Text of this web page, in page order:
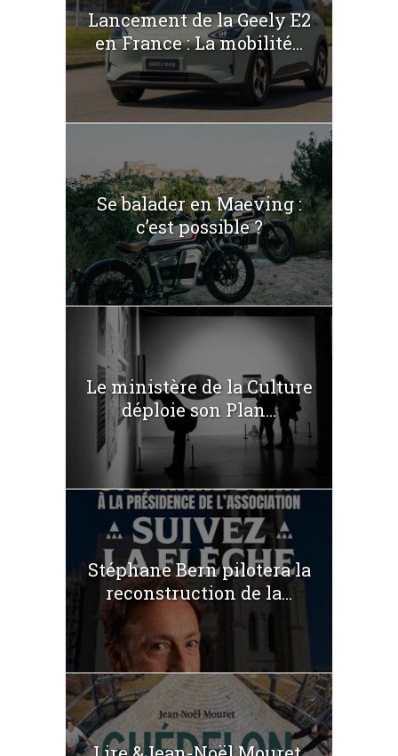
Lancement de la Geely E2
en France : La mobilité...
Se balader en Maeving :
c’est possible ?
Le ministère de la Culture
déploie son Plan...
Stéphane Bern pilotera la
reconstruction de la...